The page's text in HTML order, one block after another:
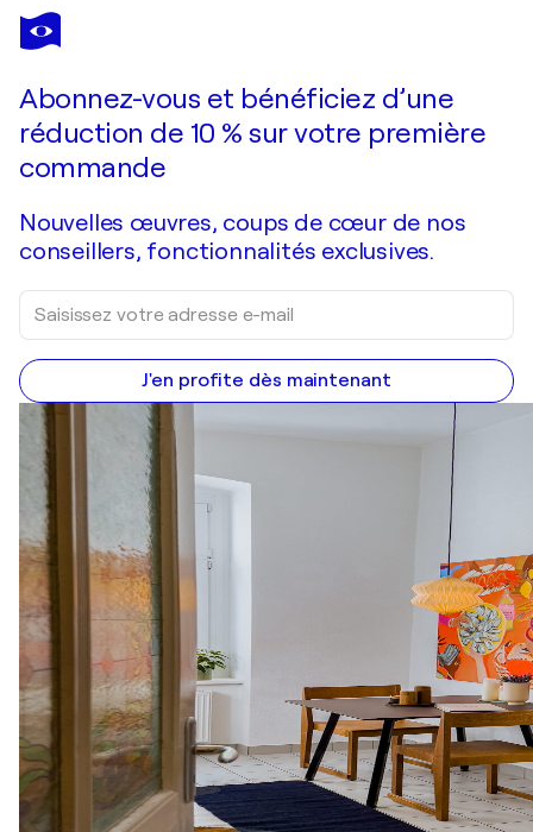
ANA HEFCO
Breakers
Abonnez-vous et bénéficiez d’une
réduction de 10 % sur votre première
commande
Nouvelles œuvres, coups de cœur de nos
conseillers, fonctionnalités exclusives.
J'en profite dès maintenant